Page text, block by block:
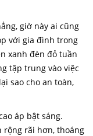
giờ này ai cũng
với gia đình trong
xanh đèn đỏ tuần
tập trung vào việc
sao cho an toàn,
áp bật sáng.
rộng rãi hơn, thoáng